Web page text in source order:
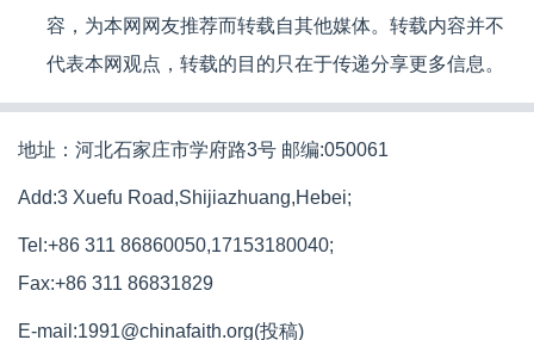
容，为本网网友推荐而转载自其他媒体。转载内容并不
代表本网观点，转载的目的只在于传递分享更多信息。
地址：河北石家庄市学府路3号 邮编:050061
Add:3 Xuefu Road,Shijiazhuang,Hebei;
Tel:+86 311 86860050,17153180040;
Fax:+86 311 86831829
E-mail:1991@chinafaith.org(投稿)